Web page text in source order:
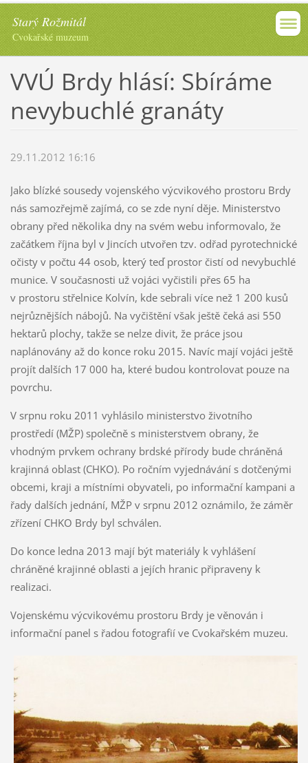
Starý Rožmitál
Cvokařské muzeum
VVÚ Brdy hlásí: Sbíráme
nevybuchlé granáty
29.11.2012 16:16
Jako blízké sousedy vojenského výcvikového prostoru Brdy
nás samozřejmě zajímá, co se zde nyní děje. Ministerstvo
obrany před několika dny na svém webu informovalo, že
začátkem října byl v Jincích utvořen tzv. odřad pyrotechnické
očisty v počtu 44 osob, který teď prostor čistí od nevybuchlé
munice. V současnosti už vojáci vyčistili přes 65 ha
v prostoru střelnice Kolvín, kde sebrali více než 1 200 kusů
nejrůznějších nábojů. Na vyčištění však ještě čeká asi 550
hektarů plochy, takže se nelze divit, že práce jsou
naplánovány až do konce roku 2015. Navíc mají vojáci ještě
projít dalších 17 000 ha, které budou kontrolovat pouze na
povrchu.
V srpnu roku 2011 vyhlásilo ministerstvo životního
prostředí (MŽP) společně s ministerstvem obrany, že
vhodným prvkem ochrany brdské přírody bude chráněná
krajinná oblast (CHKO). Po ročním vyjednávání s dotčenými
obcemi, kraji a místními obyvateli, po informační kampani a
řady dalších jednání, MŽP v srpnu 2012 oznámilo, že záměr
zřízení CHKO Brdy byl schválen.
Do konce ledna 2013 mají být materiály k vyhlášení
chráněné krajinné oblasti a jejích hranic připraveny k
realizaci.
Vojenskému výcvikovému prostoru Brdy je věnován i
informační panel s řadou fotografií ve Cvokařském muzeu.